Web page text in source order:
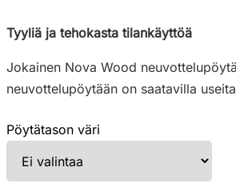
Tyyliä ja tehokasta tilankäyttöä
Jokainen Nova Wood
neuvottelupöytään on saatavilla
Pöytätason väri